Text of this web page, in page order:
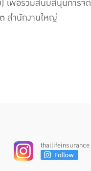
สำนักงานใหญ่
thailifeinsurance